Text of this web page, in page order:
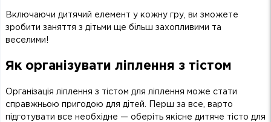
Включаючи дитячий елемент у кожну гру, ви зможете
зробити заняття з дітьми ще більш захопливими та
веселими!
Як організувати ліплення з тістом
Організація ліплення з тістом для ліплення може стати
справжньою пригодою для дітей. Перш за все, варто
підготувати все необхідне — оберіть якісне дитяче тісто для